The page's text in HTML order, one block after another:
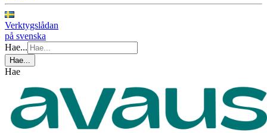
Verktygslådan
på svenska
Hae...
Hae...
Hae